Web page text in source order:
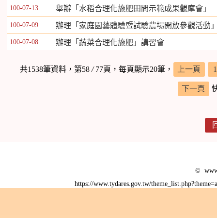
100-07-13 舉辦「水稻合理化施肥田間示範成果觀摩會」
100-07-09 辦理「家庭園藝體驗暨試驗農場開放參觀活動
100-07-08 辦理「蔬菜合理化施肥」講習會
共1538筆資料，第58/77頁，每頁顯示20筆， 上一頁 1
下一頁
©
https://www.tydares.gov.tw/